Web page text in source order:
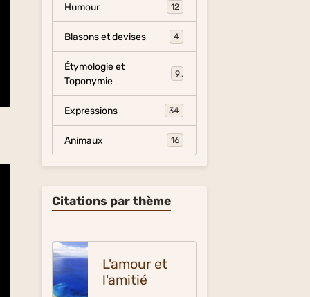
Humour 12
Blasons et devises 4
Étymologie et
Toponymie
9
Expressions 34
Animaux 16
Citations par thème
L'amour et
l'amitié